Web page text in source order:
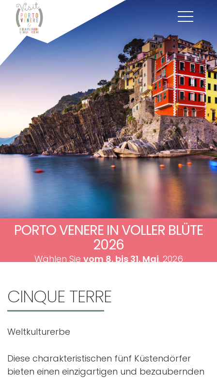
PORTO VENERE IN VOLLER BLÜTE
2026
Wählen Sievom 8. bis 31. Mai. 2026
CINQUE TERRE
Weltkulturerbe
Diese charakteristischen fünf Küstendörfer
bieten einen einzigartigen und bezaubernden